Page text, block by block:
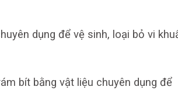
dụng để vệ sinh, loại bỏ vi
bít bằng vật liệu chuyên dụng để